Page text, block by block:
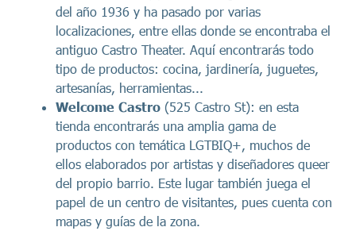
del año 1936 y ha pasado por varias
localizaciones, entre ellas donde se encontraba el
antiguo Castro Theater. Aquí encontrarás todo
tipo de productos: cocina, jardinería, juguetes,
artesanías, herramientas...
Welcome Castro (525 Castro St): en esta
tienda encontrarás una amplia gama de
productos con temática LGTBIQ+, muchos de
ellos elaborados por artistas y diseñadores queer
del propio barrio. Este lugar también juega el
papel de un centro de visitantes, pues cuenta con
mapas y guías de la zona.